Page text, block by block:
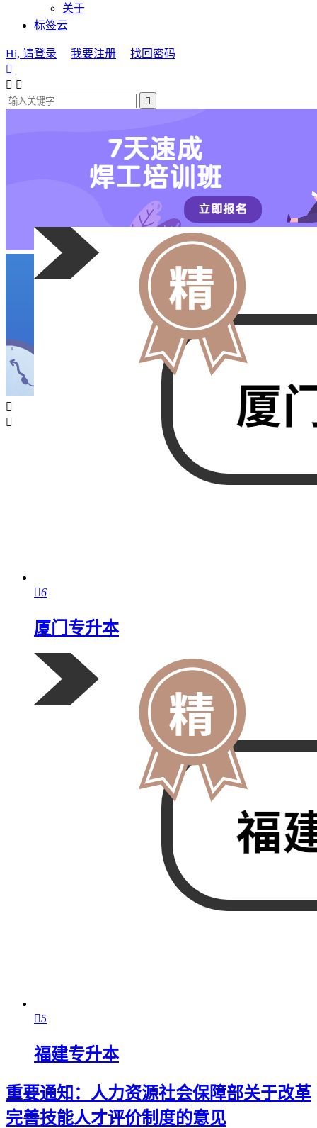
关于
标签云
Hi, 请登录 我要注册
找回密码

 



6
厦门专升本
5
福建专升本
重要通知： 人力资源社会保障部关于改革
完善技能人才评价制度的意见